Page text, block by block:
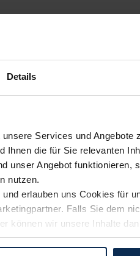
Details
Services und
Ihnen die für Sie relevanten
unser Angebot funktionieren,
nutzen.
erlauben uns Cookies für
Falls Sie dem
können wir unsere Inhalte
Sie können die